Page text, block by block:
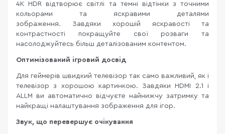
4K HDR відтворює світлі та темні відтінки з точними
кольорами та яскравими деталями
зображення. Завдяки хорошій яскравості та
контрастності покращуйте свої розваги та
насолоджуйтесь більш деталізованим контентом.
Оптимізований ігровий досвід
Для геймерів швидкий телевізор так само важливий, як і
телевізор з хорошою картинкою. Завдяки HDMI 2.1 і
ALLM ви автоматично відчуєте найнижчу затримку та
найкращі налаштування зображення для ігор.
Звук, що перевершує очікування